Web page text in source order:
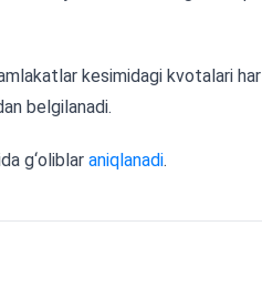
kesimidagi kvotalari har
belgilanadi.
g‘oliblar aniqlanadi.